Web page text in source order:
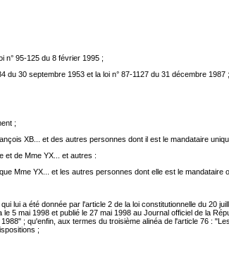
n° 95-125 du 8 février 1995 ;
du 30 septembre 1953 et la loi n° 87-1127 du 31 décembre 1987 ;
;
XB... et des autres personnes dont il est le mandataire
et de Mme YX... et autres :
Mme YX... et les autres personnes dont elle est le
lui a été donnée par l'article 2 de la loi constitutionnelle du
5 mai 1998 et publié le 27 mai 1998 au Journal officiel de la
; qu'enfin, aux termes du troisième alinéa de l'article 76 :
;